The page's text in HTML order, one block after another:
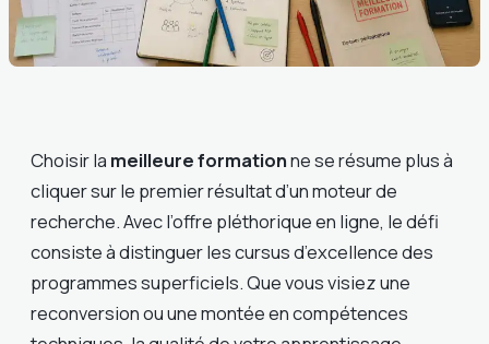
Choisir la meilleure formationne se résume plus à
cliquer sur le premier résultat d’un moteur de
recherche. Avec l’offre pléthorique en ligne, le défi
consiste à distinguer les cursus d’excellence des
programmes superficiels. Que vous visiez une
reconversion ou une montée en compétences